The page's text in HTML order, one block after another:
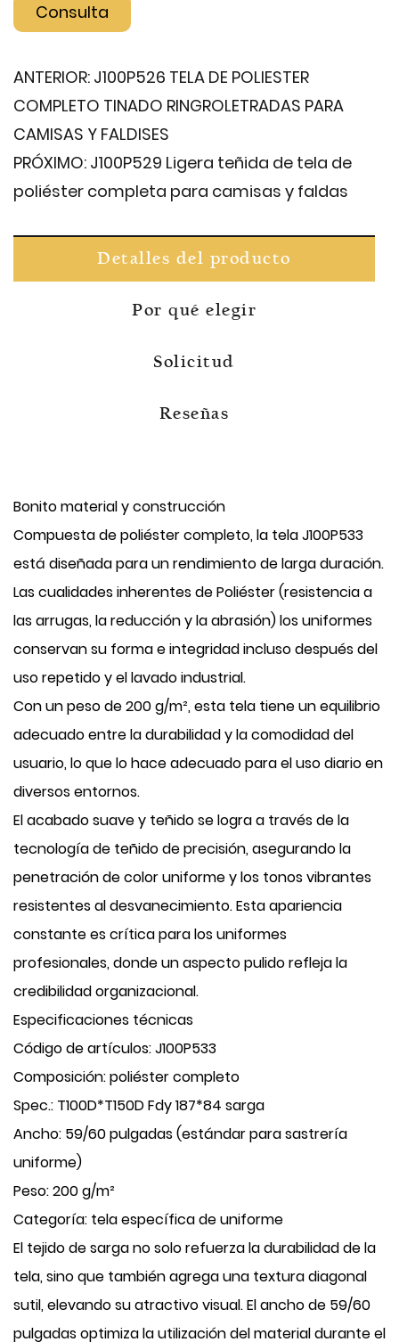
Consulta
ANTERIOR: J100P526 TELA DE POLIESTER
COMPLETO TINADO RINGROLETRADAS PARA
CAMISAS Y FALDISES
PRÓXIMO: J100P529 Ligera teñida de tela de
poliéster completa para camisas y faldas
Detalles del producto
Por qué elegir
Solicitud
Reseñas
Bonito material y construcción
Compuesta de poliéster completo, la tela J100P533
está diseñada para un rendimiento de larga duración.
Las cualidades inherentes de Poliéster (resistencia a
las arrugas, la reducción y la abrasión) los uniformes
conservan su forma e integridad incluso después del
uso repetido y el lavado industrial.
Con un peso de 200 g/m², esta tela tiene un equilibrio
adecuado entre la durabilidad y la comodidad del
usuario, lo que lo hace adecuado para el uso diario en
diversos entornos.
El acabado suave y teñido se logra a través de la
tecnología de teñido de precisión, asegurando la
penetración de color uniforme y los tonos vibrantes
resistentes al desvanecimiento. Esta apariencia
constante es crítica para los uniformes
profesionales, donde un aspecto pulido refleja la
credibilidad organizacional.
Especificaciones técnicas
Código de artículos: J100P533
Composición: poliéster completo
Spec.: T100D*T150D Fdy 187*84 sarga
Ancho: 59/60 pulgadas (estándar para sastrería
uniforme)
Peso: 200 g/m²
Categoría: tela específica de uniforme
El tejido de sarga no solo refuerza la durabilidad de la
tela, sino que también agrega una textura diagonal
sutil, elevando su atractivo visual. El ancho de 59/60
pulgadas optimiza la utilización del material durante el